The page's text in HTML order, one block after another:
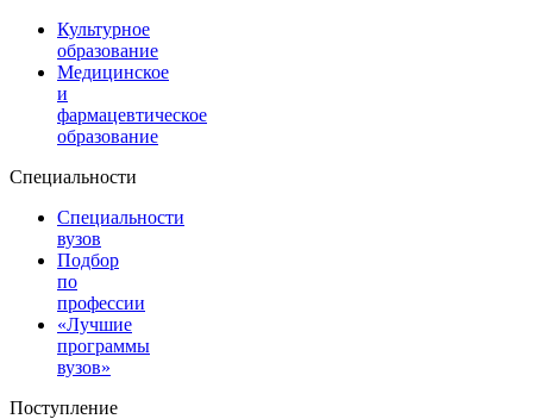
Культурное
образование
Медицинское
и
фармацевтическое
образование
Специальности
Специальности
вузов
Подбор
по
профессии
«Лучшие
программы
вузов»
Поступление